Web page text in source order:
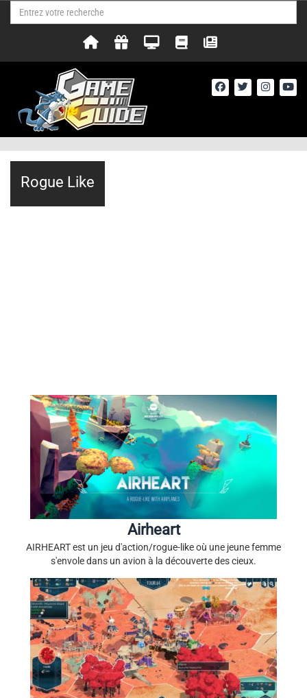
Airheart
AIRHEART est un jeu d'action/rogue-like où une jeune femme
s'envole dans un avion à la découverte des cieux.
Rogue Like